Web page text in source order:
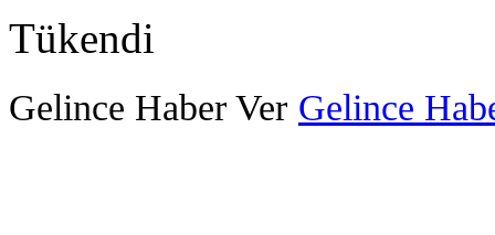
Tükendi
Gelince Haber Ver Gelince